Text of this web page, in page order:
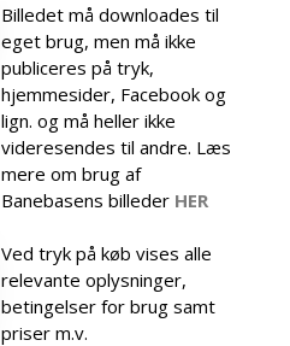
Billedet må downloades til
eget brug, men må ikke
publiceres på tryk,
hjemmesider, Facebook og
lign. og må heller ikke
videresendes til andre. Læs
mere om brug af
Banebasens billeder HER
Ved tryk på køb vises alle
relevante oplysninger,
betingelser for brug samt
priser m.v.